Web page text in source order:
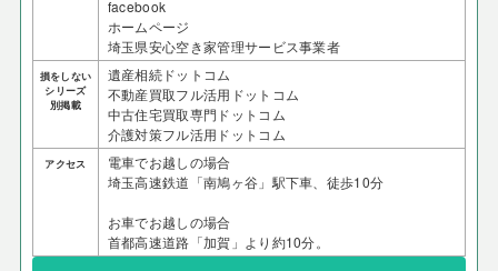
facebook
ホームページ
埼玉県安心空き家管理サービス事業者
損をしない
シリーズ
別掲載
遺産相続ドットコム
不動産買取フル活用ドットコム
中古住宅買取専門ドットコム
介護対策フル活用ドットコム
アクセス
電車でお越しの場合
埼玉高速鉄道「南鳩ヶ谷」駅下車、徒歩10分
お車でお越しの場合
首都高速道路「加賀」より約10分。